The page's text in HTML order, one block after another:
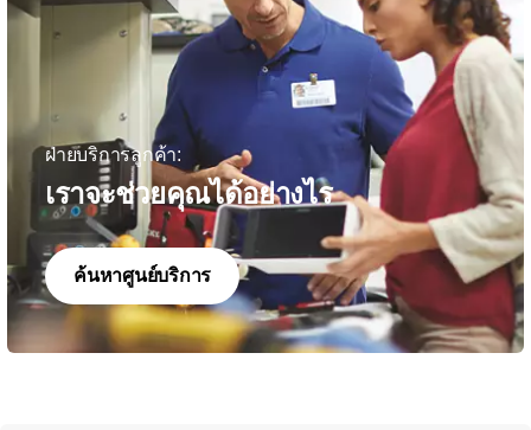
ฝ่ายบริการลูกค้า:
เราจะช่วยคุณได้อย่างไร
ค้นหาศูนย์บริการ